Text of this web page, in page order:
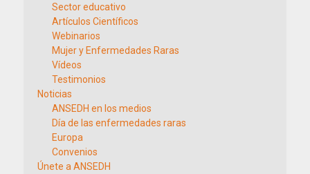
Sector educativo
Artículos Científicos
Webinarios
Mujer y Enfermedades Raras
Vídeos
Testimonios
Noticias
ANSEDH en los medios
Día de las enfermedades raras
Europa
Convenios
Únete a ANSEDH